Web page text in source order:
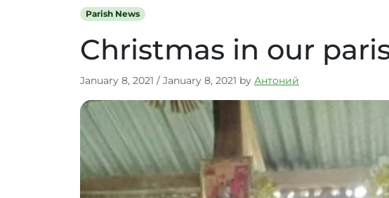
Parish News
Christmas in our
January 8, 2021 / January 8, 2021 by Антоний